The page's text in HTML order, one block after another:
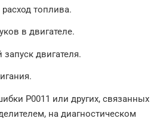
топлива.
в двигателе.
двигателя.
P0011 или других, связанных
на диагностическом